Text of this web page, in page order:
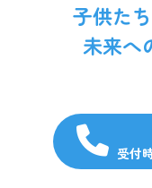
子供た
未来へ
受付